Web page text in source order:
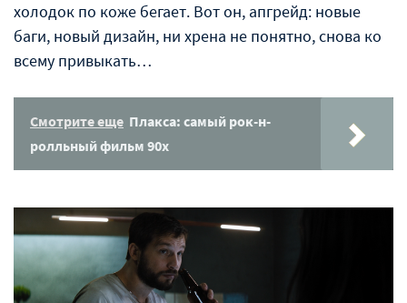
холодок по коже бегает. Вот он, апгрейд: новые
баги, новый дизайн, ни хрена не понятно, снова ко
всему привыкать…
Смотрите еще Плакса: cамый рок-н-
ролльный фильм 90х